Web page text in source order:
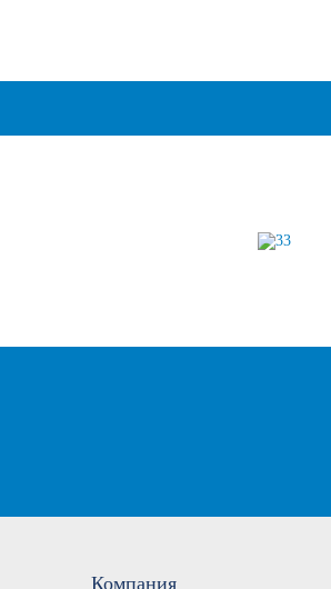
Компания